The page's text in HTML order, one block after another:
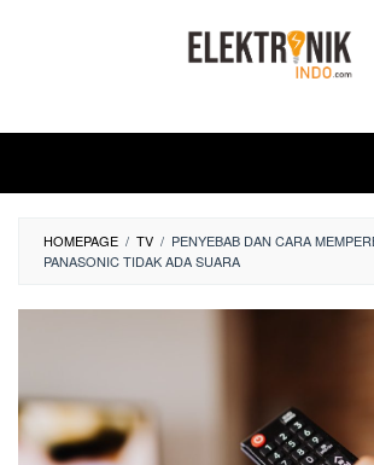
HOMEPAGE / TV / PENYEBAB DAN CARA
PANASONIC TIDAK ADA SUARA